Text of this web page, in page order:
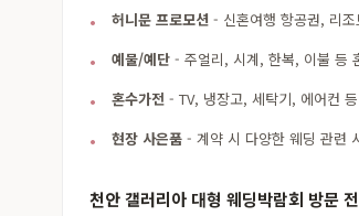
허니문 프로모션 - 신혼여행 항공권, 리
예물/예단 - 주얼리, 시계, 한복, 이불 등
혼수가전 - TV, 냉장고, 세탁기, 에어컨
현장 사은품 - 계약 시 다양한 웨딩 관련
천안 갤러리아 대형 웨딩박람회 방문